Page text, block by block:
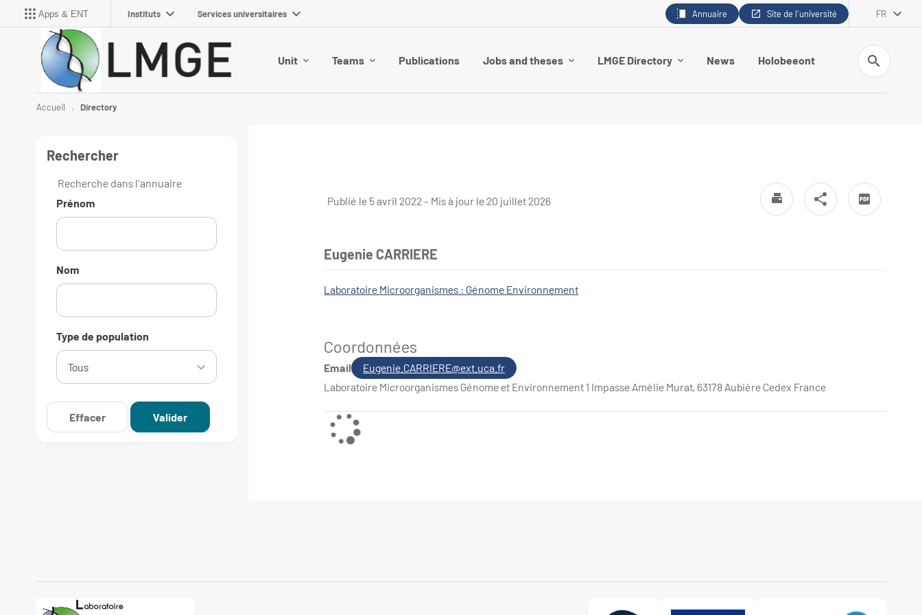
Apps & ENT Instituts Services universitaires Annuaire Site de l'université FR
Unit Teams Publications Jobs and theses LMGE Directory News Holobeeont
Recherche
Accueil Directory
Publié le 5 avril 2022 - Mis à jour le 20 juillet 2026
Eugenie CARRIERE
Laboratoire Microorganismes : Génome Environnement
Coordonnées
Email
Eugenie.CARRIERE@ext.uca.fr
Laboratoire Microorganismes Génome et Environnement 1 Impasse Amélie Murat, 63178 Aubière Cedex France
Rechercher
Recherche dans l'annuaire
Prénom
Nom
Type de population